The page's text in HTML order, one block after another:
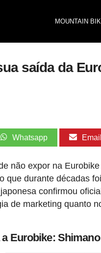
MOUNTAIN
saída da
Whatsapp Email
não expor na
que durante décadas
confirmou
de marketing quanto
Eurobike: